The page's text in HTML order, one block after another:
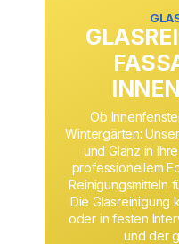
Ob
Wintergärten:
und Glanz in
professionellem
Reinigungsmitteln
Die Glasreinigung
oder in festen
und der